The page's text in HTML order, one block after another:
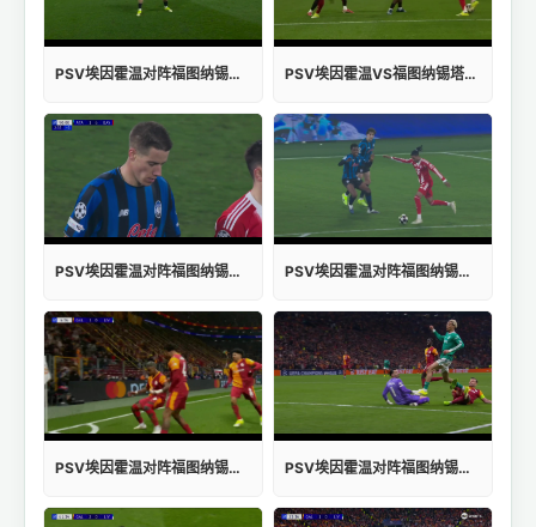
PSV埃因霍温对阵福图纳锡塔德免费观看 PSV埃因霍温VS福图纳锡塔德比分
PSV埃因霍温对阵福图纳锡塔德入口 PSV埃因霍温对阵福图纳锡塔德无插件
PSV埃因霍温对阵福图纳锡塔德比分 PSV埃因霍温对阵福图纳锡塔德哪里看